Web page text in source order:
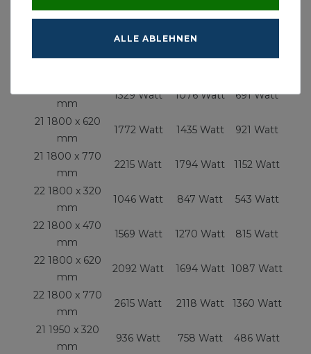
75/65/20°C
886 Watt 717 Watt 460 Watt
mm
1329 Watt 1076 Watt 691 Watt
21 1800 x 620
mm
1772 Watt 1435 Watt 921 Watt
21 1800 x 770
mm
2215 Watt 1794 Watt 1152 Watt
22 1800 x 320
mm
1046 Watt 847 Watt 543 Watt
22 1800 x 470
mm
1569 Watt 1270 Watt 815 Watt
22 1800 x 620
mm
2092 Watt 1694 Watt 1087 Watt
22 1800 x 770
mm
2615 Watt 2118 Watt 1360 Watt
21 1950 x 320
mm
936 Watt 758 Watt 486 Watt
ALLE ABLEHNEN